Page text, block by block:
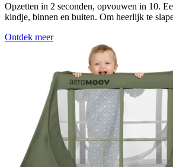
Opzetten in 2 seconden, opvouwen in 10.
kindje, binnen en buiten. Om heerlijk te
Ontdek meer